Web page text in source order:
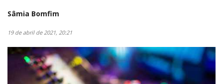
Sâmia Bomfim
19 de abril de 2021, 20:21